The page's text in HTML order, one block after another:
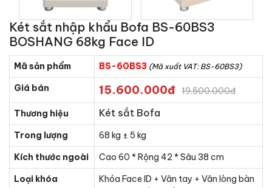
Két sắt nhập khẩu Bofa BS-60BS3
BOSHANG 68kg Face ID
Mã sản phẩm BS-60BS3 (Mã xuất VAT: BS-60BS3)
Giá bán 15.600.000đ 19.500.000đ
Thương hiệu Két sắt Bofa
Trong lượng
68 kg ± 5 kg
Kích thước ngoài
Cao 60 * Rộng 42 * Sâu 38 cm
Loại khóa
Khóa Face ID + Vân tay + Vân lòng bàn